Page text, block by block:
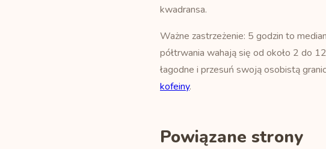
kwadransa.
Ważne zastrzeżenie: 5 godzin to
półtrwania wahają się od około 2 do
łagodne i przesuń swoją osobistą
kofeiny.
Powiązane strony